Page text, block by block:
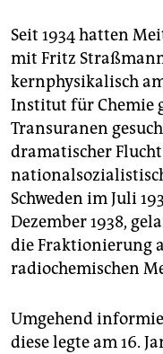
Seit 1934 hatten
mit Fritz
kernphysikalisch
Institut für Chemie
Transuranen
dramatischer
Schweden im Juli
Dezember 1938,
die Fraktionierung
radiochemischen
Umgehend
diese legte am 16.